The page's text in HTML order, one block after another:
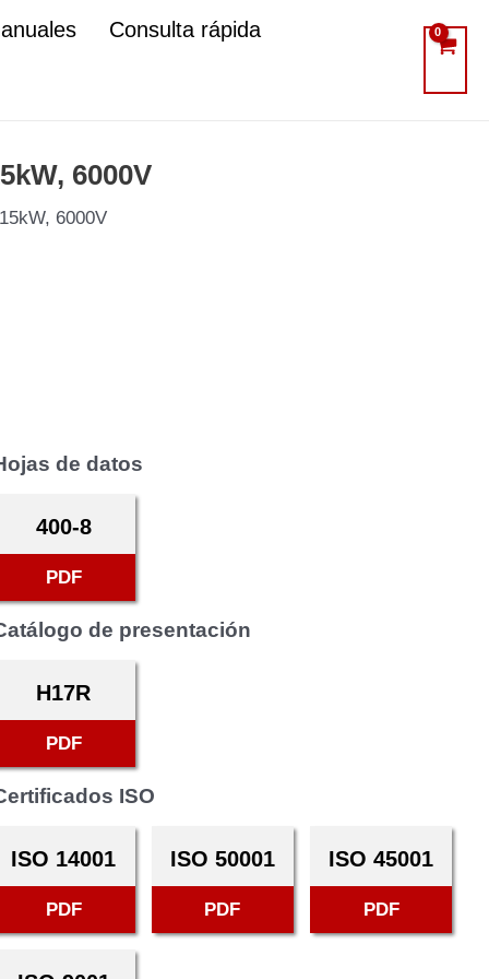
Consulta rápida
6000V
6000V
de datos
400-8
PDF
de presentación
H17R
PDF
ISO
ISO 14001
PDF
ISO 50001
PDF
ISO 45001
PDF